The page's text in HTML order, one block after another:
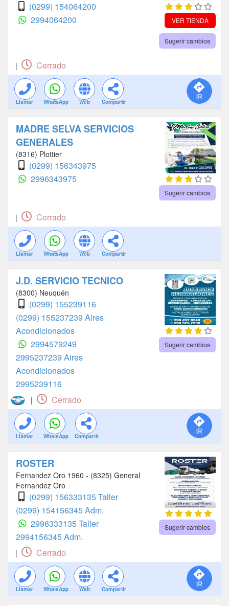
(0299) 154064200
2994064200
VER TIENDA
Sugerir cambios
| Cerrado
Llamar WhatsApp Web Compartir
MADRE SELVA SERVICIOS
GENERALES
(8316) Plottier
(0299) 156343975
2996343975
Sugerir cambios
| Cerrado
Llamar WhatsApp Web Compartir
J.D. SERVICIO TECNICO
(8300) Neuquén
(0299) 155239116
(0299) 155237239 Aires
Acondicionados
2994579249
2995237239 Aires
Acondicionados
2995239116
Sugerir cambios
| Cerrado
Llamar WhatsApp Compartir
ROSTER
Fernandez Oro 1960 - (8325) General
Fernandez Oro
(0299) 156333135 Taller
(0299) 154156345 Adm.
2996333135 Taller
2994156345 Adm.
Sugerir cambios
| Cerrado
Llamar WhatsApp Web Compartir